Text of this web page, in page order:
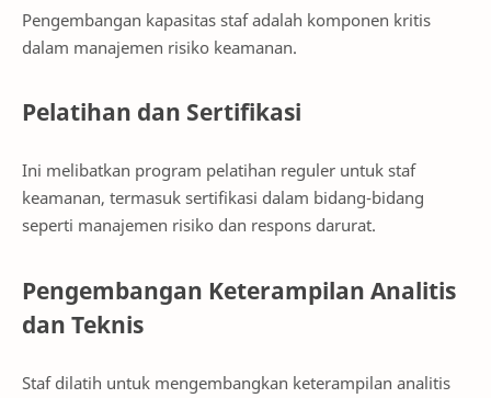
Pengembangan kapasitas staf adalah komponen kritis
dalam manajemen risiko keamanan.
Pelatihan dan Sertifikasi
Ini melibatkan program pelatihan reguler untuk staf
keamanan, termasuk sertifikasi dalam bidang-bidang
seperti manajemen risiko dan respons darurat.
Pengembangan Keterampilan Analitis
dan Teknis
Staf dilatih untuk mengembangkan keterampilan analitis